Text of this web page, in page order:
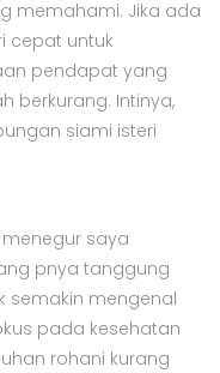
memahami. Jika ada
cepat untuk
pendapat yang
berkurang. Intinya,
siami isteri
saya
pnya tanggung
semakin mengenal
pada kesehatan
rohani kurang